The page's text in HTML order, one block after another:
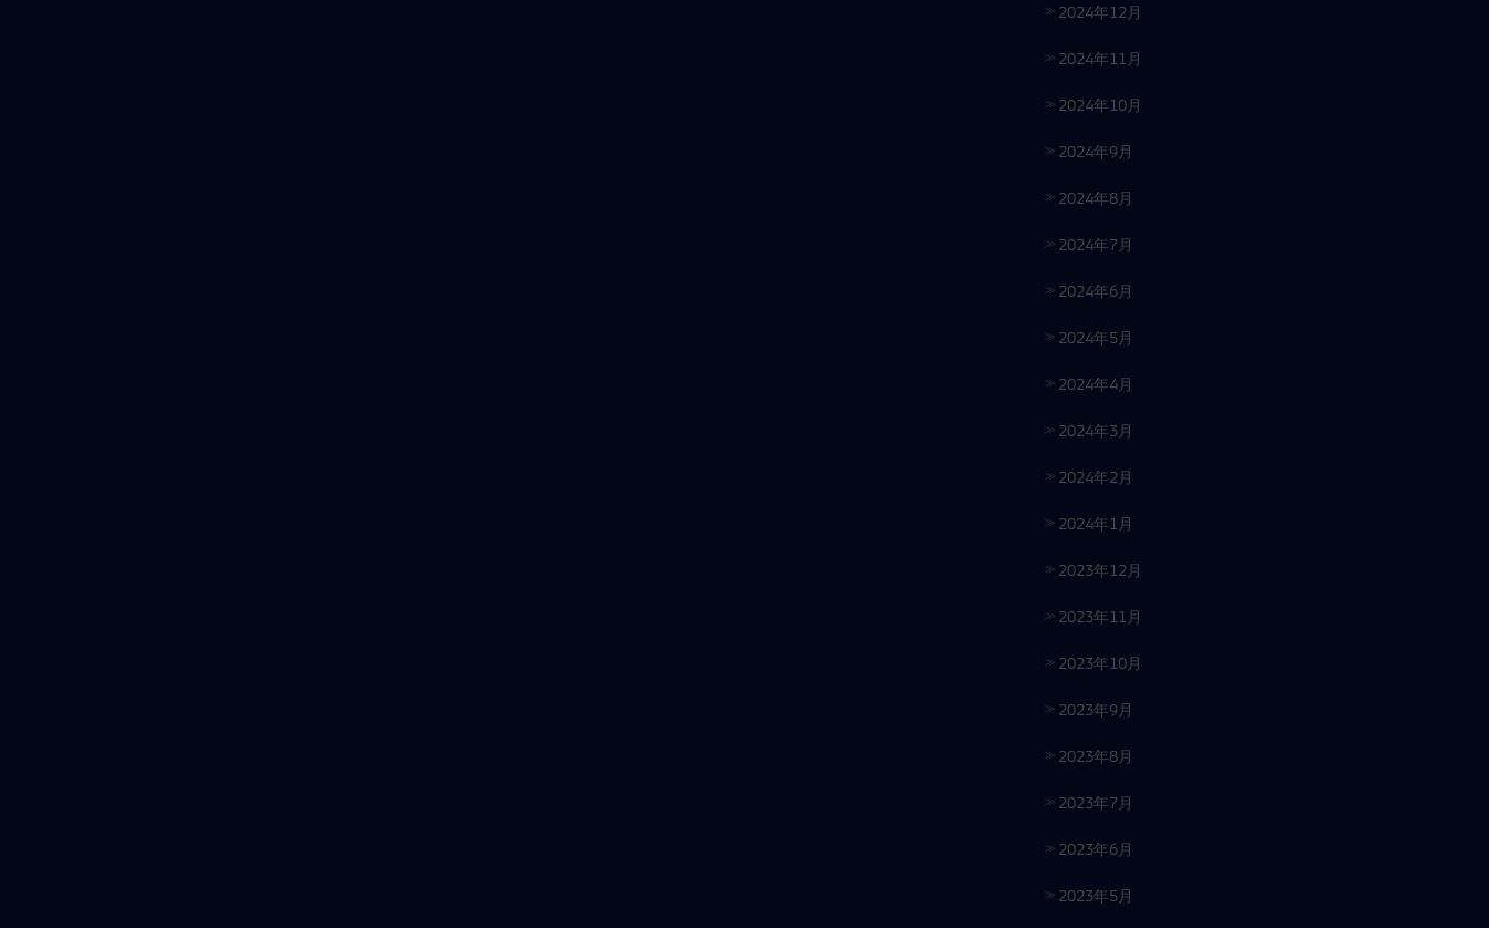
2024年12月
2024年11月
2024年10月
2024年9月
2024年8月
2024年7月
2024年6月
2024年5月
2024年4月
2024年3月
2024年2月
2024年1月
2023年12月
2023年11月
2023年10月
2023年9月
2023年8月
2023年7月
2023年6月
2023年5月